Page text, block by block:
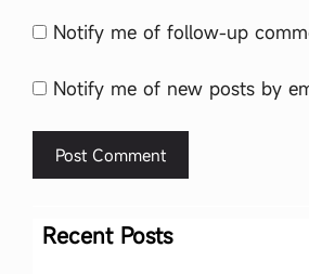
Notify me of follow-up
Notify me of new posts by
Recent Posts